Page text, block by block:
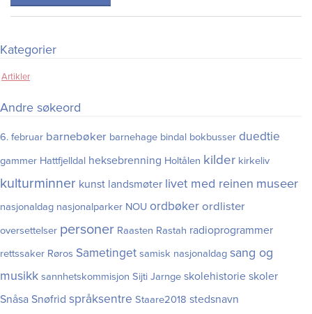
Kategorier
Artikler
Andre søkeord
6. februar barnebøker barnehage bindal bokbusser duedtie
gammer Hattfjelldal heksebrenning Holtålen kilder kirkeliv
kulturminner kunst landsmøter livet med reinen museer
nasjonaldag nasjonalparker NOU ordbøker ordlister
oversettelser personer Raasten Rastah radioprogrammer
rettssaker Røros Sametinget samisk nasjonaldag sang og
musikk sannhetskommisjon Sijti Jarnge skolehistorie skoler
Snåsa Snøfrid språksentre Staare2018 stedsnavn